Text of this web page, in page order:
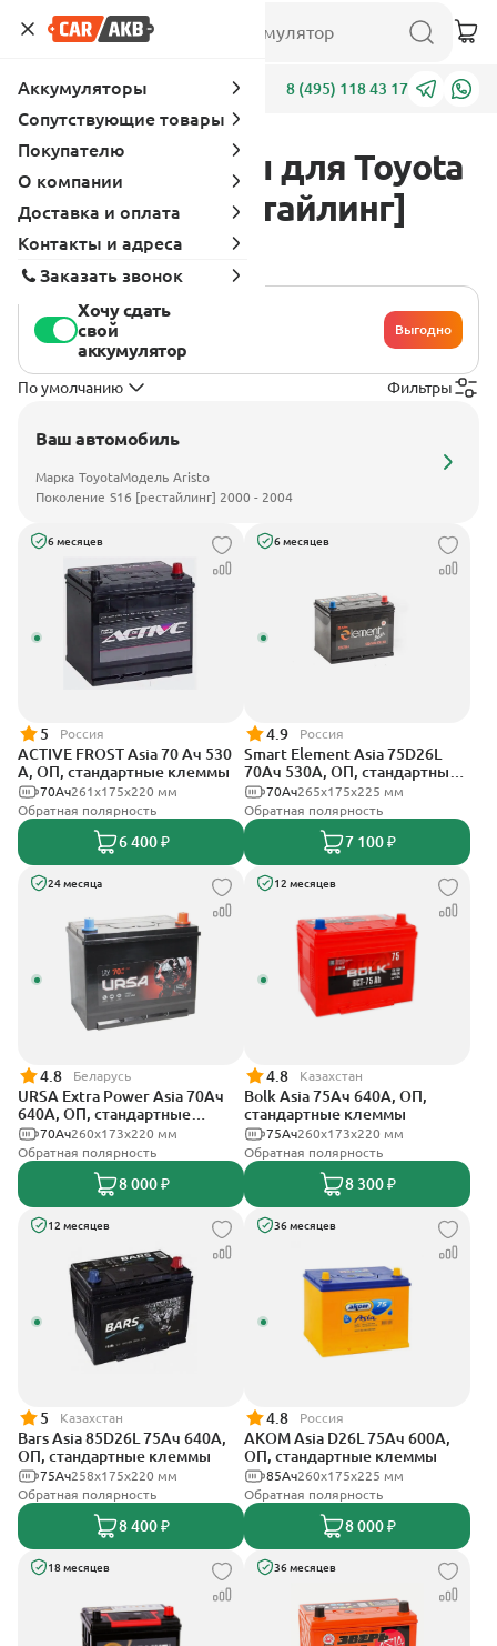
Адреса 8 (495) 118 43 17
Аккумуляторы для Toyota
Aristo S16 [рестайлинг]
2000 - 2004
Хочу сдать
свой
аккумулятор
Выгодно
По умолчанию Фильтры
Ваш автомобиль
Марка ToyotaМодель Aristo
Поколение S16 [рестайлинг] 2000 - 2004
6 месяцев
5 Россия
ACTIVE FROST Asia 70 Ач 530
А, ОП, стандартные клеммы
261x175x220 мм
70Ач
Обратная полярность
6 400 ₽
6 месяцев
4.9 Россия
Smart Element Asia 75D26L
70Ач 530А, ОП, стандартные
клеммы265x175x225 мм
70Ач
Обратная полярность
7 100 ₽
24 месяца
4.8 Беларусь
URSA Extra Power Asia 70Ач
640А, ОП, стандартные
клеммы260x173x220 мм
70Ач
Обратная полярность
8 000 ₽
12 месяцев
4.8 Казахстан
Bolk Asia 75Ач 640А, ОП,
стандартные клеммы
260x173x220 мм
75Ач
Обратная полярность
8 300 ₽
12 месяцев
5 Казахстан
Bars Asia 85D26L 75Ач 640А,
ОП, стандартные клеммы
258х175х220 мм
75Ач
Обратная полярность
8 400 ₽
36 месяцев
4.8 Россия
АКОМ Asia D26L 75Ач 600А,
ОП, стандартные клеммы
260x175x225 мм
85Ач
Обратная полярность
8 000 ₽
18 месяцев 36 месяцев
Аккумуляторы
Сопутствующие товары
Покупателю
О компании
Доставка и оплата
Контакты и адреса
Заказать звонок